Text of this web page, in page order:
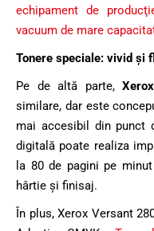
echipament de
vacuum de mare
Tonere speciale: vivid şi
Pe de altă parte,
similare, dar este
mai accesibil din punct
digitală poate realiza
la 80 de pagini pe
hârtie și finisaj.
În plus, Xerox Versant